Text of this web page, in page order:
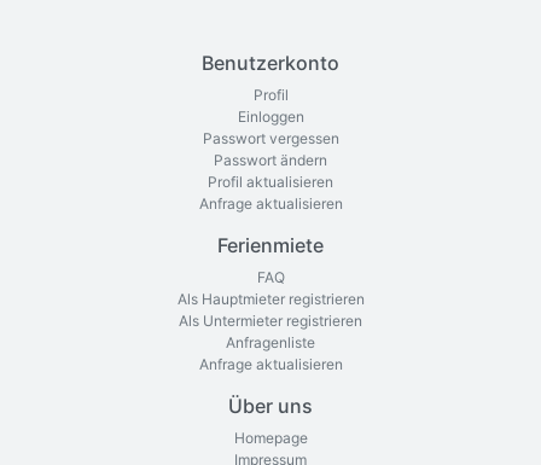
Benutzerkonto
Profil
Einloggen
Passwort vergessen
Passwort ändern
Profil aktualisieren
Anfrage aktualisieren
Ferienmiete
FAQ
Als Hauptmieter registrieren
Als Untermieter registrieren
Anfragenliste
Anfrage aktualisieren
Über uns
Homepage
Impressum